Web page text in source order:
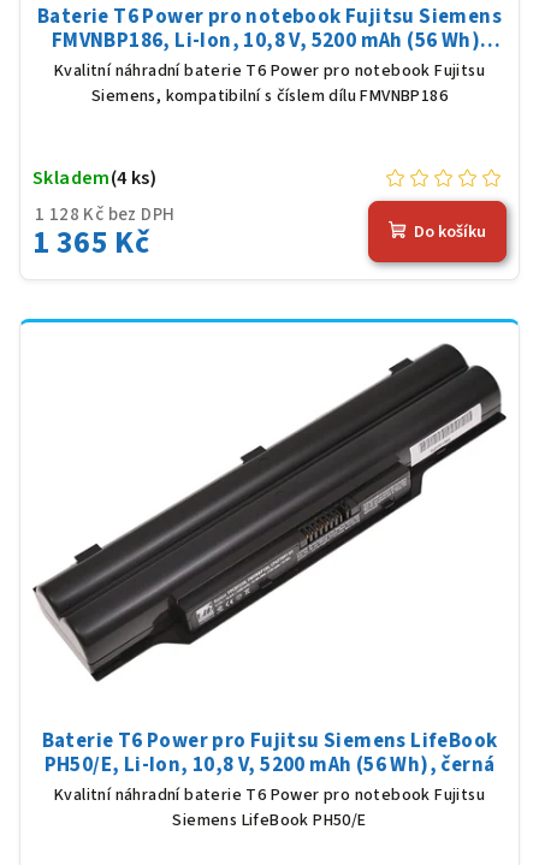
Baterie T6 Power pro notebook Fujitsu Siemens
FMVNBP186, Li-Ion, 10,8 V, 5200 mAh (56 Wh),
černá
Kvalitní náhradní baterie T6 Power pro notebook Fujitsu
Siemens, kompatibilní s číslem dílu FMVNBP186
1 128 Kč bez DPH
1 365 Kč
Skladem(4 ks)
Do košíku
Baterie T6 Power pro Fujitsu Siemens LifeBook
PH50/E, Li-Ion, 10,8 V, 5200 mAh (56 Wh), černá
Kvalitní náhradní baterie T6 Power pro notebook Fujitsu
Siemens LifeBook PH50/E